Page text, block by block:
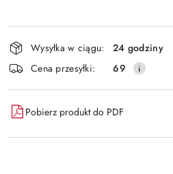
Wyślij
Dostępność
i
dostawa
Wysyłka w ciągu:
24 godziny
Cena przesyłki:
69
Pobierz produkt do PDF